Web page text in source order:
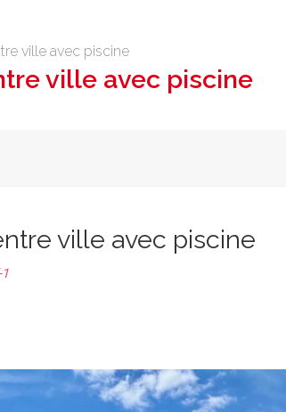
ville avec piscine
ville avec piscine
ville avec piscine